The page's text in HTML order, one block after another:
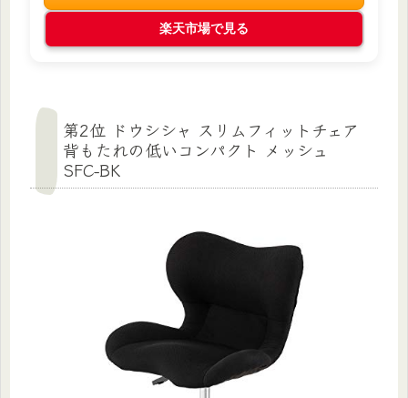
楽天市場で見る
第2位 ドウシシャ スリムフィットチェア
背もたれの低いコンパクト メッシュ
SFC-BK